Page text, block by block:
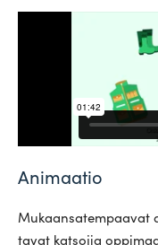
Animaatio
tavat kat­sojia